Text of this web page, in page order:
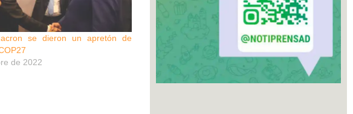
se dieron un apretón de
de 2022